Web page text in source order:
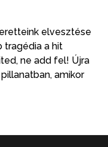
elvesztése
tragédia a hit
ne add fel! Újra
amikor